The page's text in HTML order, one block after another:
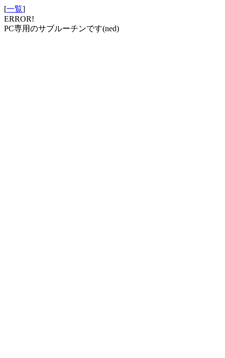
[一覧]
ERROR!
PC専用のサブルーチンです(ned)